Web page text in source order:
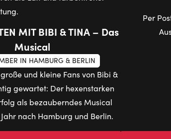
MIT BIBI & TINA – Das
Musical
IN HAMBURG & BERLIN
und kleine Fans von Bibi &
gewartet: Der hexenstarken
als bezauberndes Musical
nach Hamburg und Berlin.
Per